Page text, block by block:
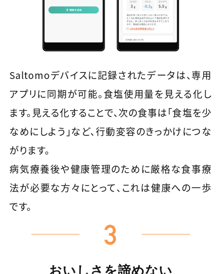
Saltomoデバイスに記録されたデータは、専用
アプリに同期が可能。食塩使用量を見える化し
ます。見える化することで、次の食事は「食塩を少
なめにしよう」など、行動変容のきっかけにつな
がります。
病気療養後や健康管理のために厳格な食事療
法が必要な方々にとって、これは健康への一歩
です。
おいしさを諦めない